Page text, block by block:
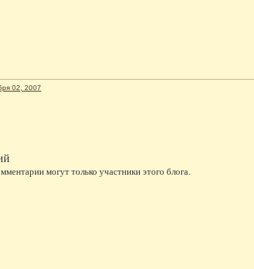
02, 2007
могут только участники этого блога.